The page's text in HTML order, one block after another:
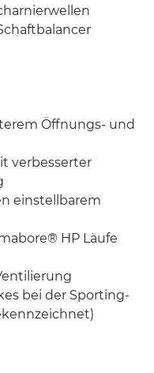
Öffnungs- und
verbesserter
einstellbarem
HP Läufe
bei der Sporting-